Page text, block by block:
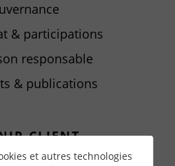
& participations
responsable
& publications
CLIENT
pour vous, compte
et autres technologies